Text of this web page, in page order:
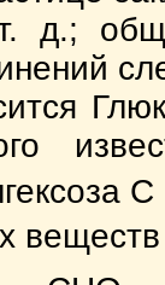
С
веществ